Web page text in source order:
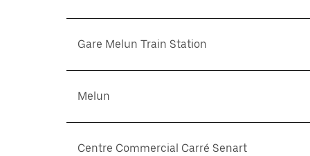
Gare Melun Train Station
Melun
Centre Commercial Carré Senart